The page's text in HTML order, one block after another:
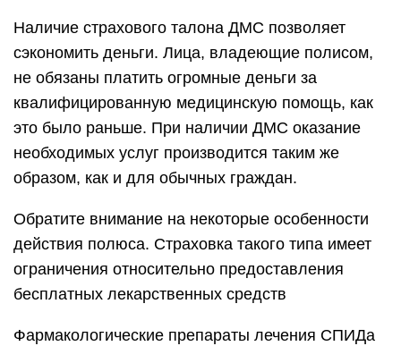
Наличие страхового талона ДМС позволяет
сэкономить деньги. Лица, владеющие полисом,
не обязаны платить огромные деньги за
квалифицированную медицинскую помощь, как
это было раньше. При наличии ДМС оказание
необходимых услуг производится таким же
образом, как и для обычных граждан.
Обратите внимание на некоторые особенности
действия полюса. Страховка такого типа имеет
ограничения относительно предоставления
бесплатных лекарственных средств
Фармакологические препараты лечения СПИДа